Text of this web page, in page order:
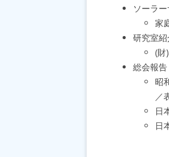
ソーラ
家
研究室紹
(財
総会報
昭
／
日
日